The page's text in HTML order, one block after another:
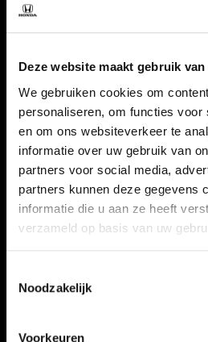
Deze website maakt gebruik
We gebruiken cookies om
personaliseren, om functies voor
en om ons websiteverkeer te
informatie over uw gebruik van
partners voor social media,
partners kunnen deze gegevens
informatie die u aan ze heeft
verzameld op basis van uw
Noodzakelijk
Voorkeuren
Bouwjaar
2026
Vermogen
184 pk
Aantal deuren
5